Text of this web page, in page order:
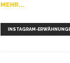
MEHR...
INSTAGRAM-